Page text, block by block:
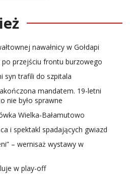
nawałnicy w Gołdapi
przejściu frontu burzowego
syn trafili do szpitala
mandatem. 19-letni
nie było sprawne
Wielka-Bałamutowo
i spektakl spadających gwiazd
– wernisaż wystawy w
w play-off